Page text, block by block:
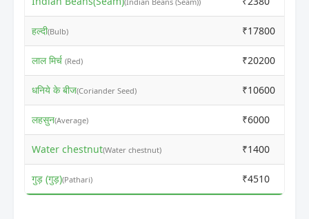
हल्दी(Bulb) ₹17800
लाल मिर्च (Red) ₹20200
धनिये के बीज(Coriander Seed) ₹10600
लहसुन(Average) ₹6000
Water chestnut(Water chestnut) ₹1400
गुड़ (गुड़)(Pathari) ₹4510